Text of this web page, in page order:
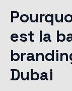
est la
Dubai